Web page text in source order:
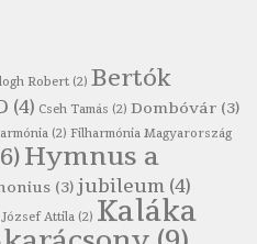
a számlát
a számlát
Robert (2) Bertók
(4) Cseh Tamás (2) Dombóvár (3)
(2) Filharmónia Magyarország
Hymnus a
(3)jubileum (4)
József Attila (2) Kaláka